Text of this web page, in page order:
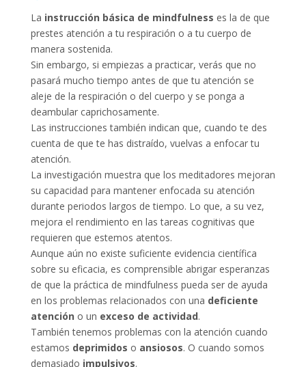
La instrucción básica de mindfulness es la de que
prestes atención a tu respiración o a tu cuerpo de
manera sostenida.
Sin embargo, si empiezas a practicar, verás que no
pasará mucho tiempo antes de que tu atención se
aleje de la respiración o del cuerpo y se ponga a
deambular caprichosamente.
Las instrucciones también indican que, cuando te des
cuenta de que te has distraído, vuelvas a enfocar tu
atención.
La investigación muestra que los meditadores mejoran
su capacidad para mantener enfocada su atención
durante periodos largos de tiempo. Lo que, a su vez,
mejora el rendimiento en las tareas cognitivas que
requieren que estemos atentos.
Aunque aún no existe suficiente evidencia científica
sobre su eficacia, es comprensible abrigar esperanzas
de que la práctica de mindfulness pueda ser de ayuda
en los problemas relacionados con una deficiente
atención o un exceso de actividad.
También tenemos problemas con la atención cuando
estamos deprimidos o ansiosos. O cuando somos
demasiado impulsivos.